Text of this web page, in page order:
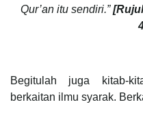
Qur’an itu sendiri.”
Begitulah juga kitab-
berkaitan ilmu syarak.